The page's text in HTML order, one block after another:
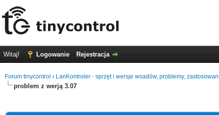
Witaj! Logowanie Rejestracja
Forum tinycontrol › LanKontroler - sprzęt i wersje wsadów, problemy,
problem z werją 3.07